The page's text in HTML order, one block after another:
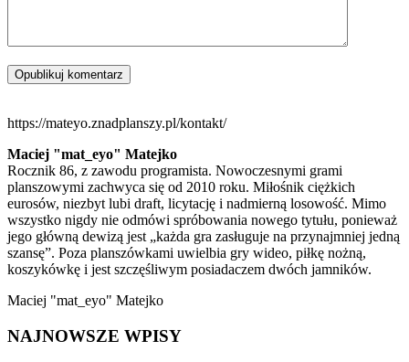
https://mateyo.znadplanszy.pl/kontakt/
Maciej "mat_eyo" Matejko
Rocznik 86, z zawodu programista. Nowoczesnymi grami
planszowymi zachwyca się od 2010 roku. Miłośnik ciężkich
eurosów, niezbyt lubi draft, licytację i nadmierną losowość. Mimo
wszystko nigdy nie odmówi spróbowania nowego tytułu, ponieważ
jego główną dewizą jest „każda gra zasługuje na przynajmniej jedną
szansę”. Poza planszówkami uwielbia gry wideo, piłkę nożną,
koszykówkę i jest szczęśliwym posiadaczem dwóch jamników.
Maciej "mat_eyo" Matejko
NAJNOWSZE WPISY